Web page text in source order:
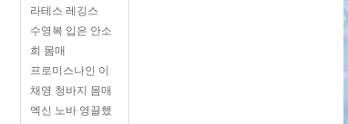
라테스 레깅스
수영복 입은 안소
희 몸매
프로미스나인 이
채영 청바지 몸매
엑신 노바 영끌했